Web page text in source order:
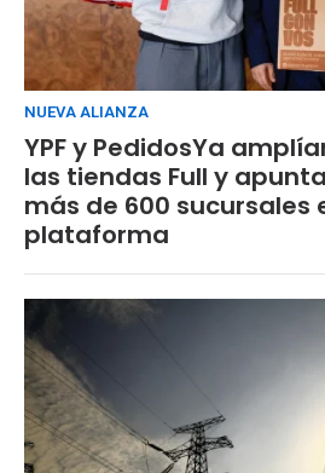
NUEVA ALIANZA
YPF y PedidosYa
las tiendas Full y
más de 600 sucursales
plataforma